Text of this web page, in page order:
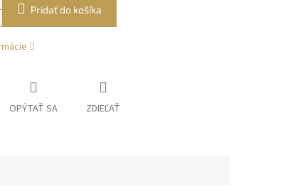
Pridať do košíka
OPÝTAŤ SA ZDIEĽAŤ